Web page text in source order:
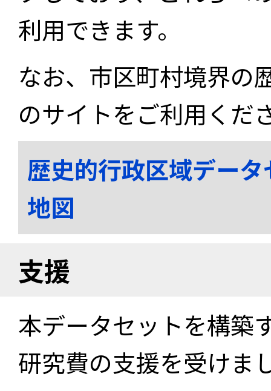
利用できます。
なお、市区町村境界の
のサイトをご利用くだ
歴史的行政区域デー
地図
支援
本データセットを構築
研究費の支援を受けま